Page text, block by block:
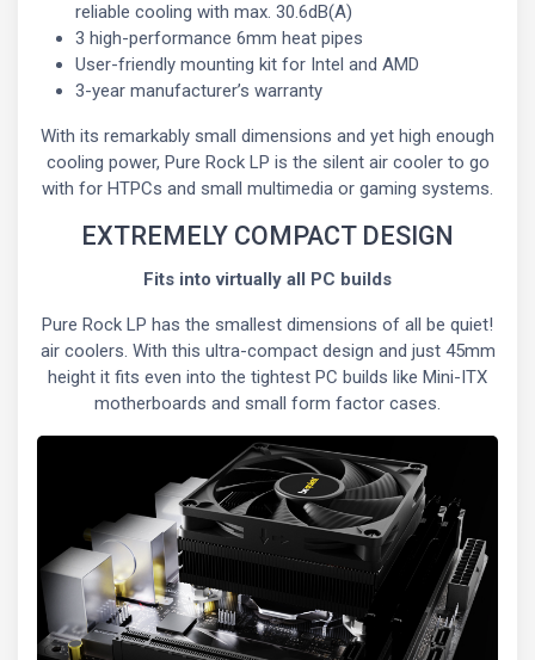
reliable cooling with max. 30.6dB(A)
3 high-performance 6mm heat pipes
User-friendly mounting kit for Intel and AMD
3-year manufacturer’s warranty
With its remarkably small dimensions and yet high enough
cooling power, Pure Rock LP is the silent air cooler to go
with for HTPCs and small multimedia or gaming systems.
EXTREMELY COMPACT DESIGN
Fits into virtually all PC builds
Pure Rock LP has the smallest dimensions of all be quiet!
air coolers. With this ultra-compact design and just 45mm
height it fits even into the tightest PC builds like Mini-ITX
motherboards and small form factor cases.